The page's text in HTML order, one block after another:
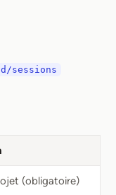
sessions
(obligatoire)